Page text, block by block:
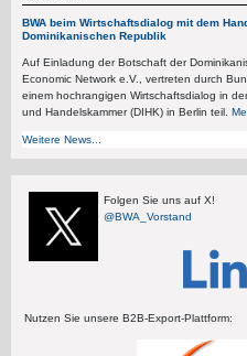
BWA beim Wirtschaftsdialog mit dem
Dominikanischen Republik
Auf Einladung der Botschaft der
Economic Network e.V., vertreten durch
einem hochrangigen Wirtschaftsdialog in
und Handelskammer (DIHK) in Berlin teil.
Weitere News...
Folgen Sie uns auf X!
@BWA_Vorstand
Nutzen Sie unsere B2B-Export-Plattform: